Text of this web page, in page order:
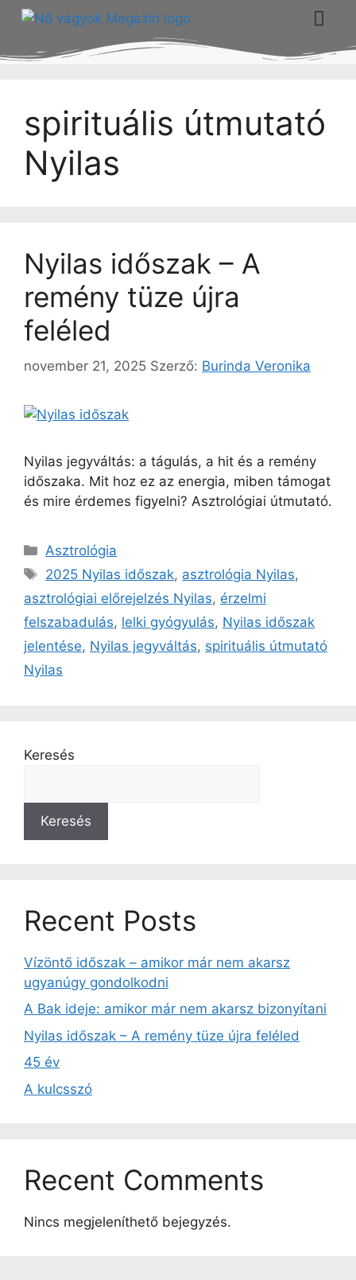
spirituális útmutató
Nyilas
Nyilas időszak – A
remény tüze újra
feléled
november 21, 2025 Szerző: Burinda Veronika
Nyilas jegyváltás: a tágulás, a hit és a remény
időszaka. Mit hoz ez az energia, miben támogat
és mire érdemes figyelni? Asztrológiai útmutató.
Asztrológia
2025 Nyilas időszak, asztrológia Nyilas,
asztrológiai előrejelzés Nyilas, érzelmi
felszabadulás, lelki gyógyulás, Nyilas időszak
jelentése, Nyilas jegyváltás, spirituális útmutató
Nyilas
Keresés
Keresés
Recent Posts
Vízöntő időszak – amikor már nem akarsz
ugyanúgy gondolkodni
A Bak ideje: amikor már nem akarsz bizonyítani
Nyilas időszak – A remény tüze újra feléled
45 év
A kulcsszó
Recent Comments
Nincs megjeleníthető bejegyzés.